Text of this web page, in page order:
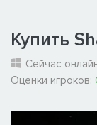
Купить
Сейчас
Оценки игроков: